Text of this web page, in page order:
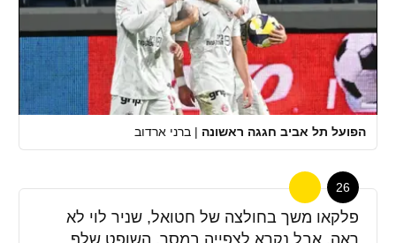
הפועל תל אביב חגגה ראשונה | ברני ארדוב
26
פלקאו משך בחולצה של חטואל, שניר לוי לא